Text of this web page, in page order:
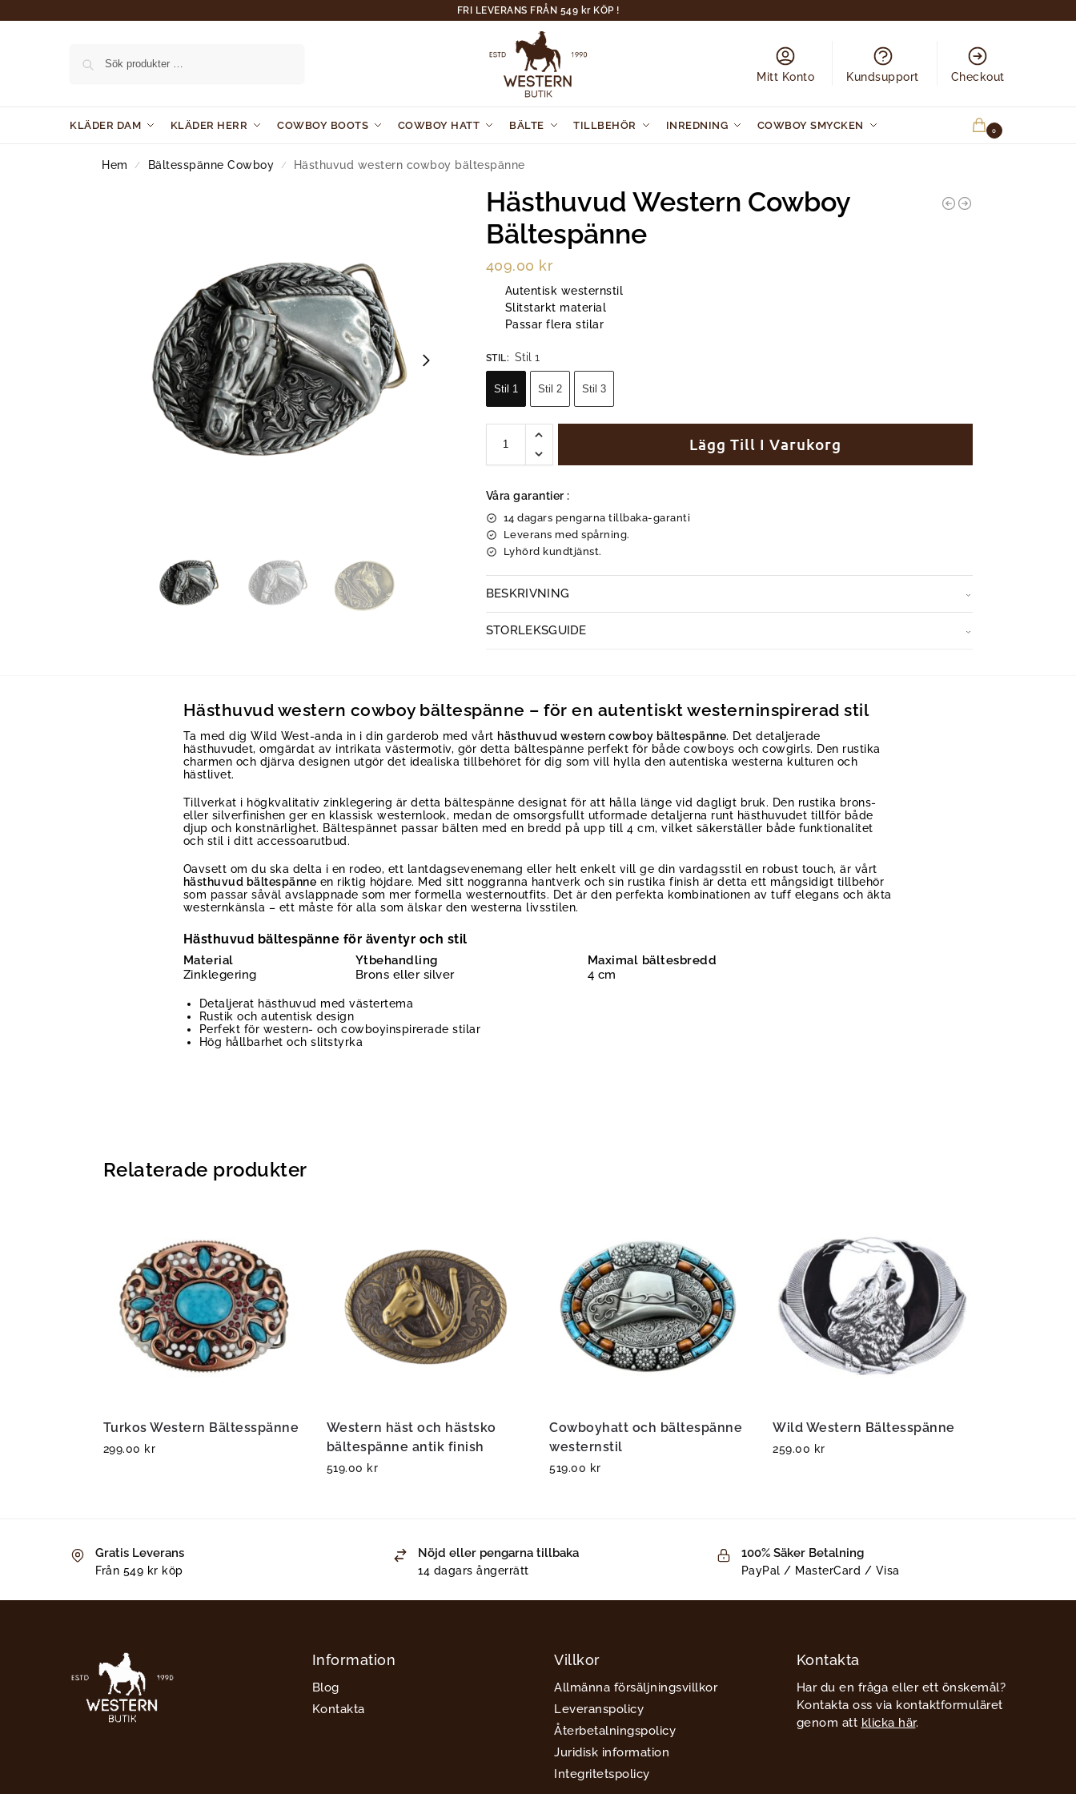
FRI LEVERANS FRÅN 549 kr KÖP !
Mitt Konto Kundsupport Checkout
KLÄDER DAM KLÄDER HERR COWBOY BOOTS COWBOY HATT BÄLTE TILLBEHÖR INREDNING COWBOY SMYCKEN 0
Hem / Bältesspänne Cowboy / Hästhuvud western cowboy bältespänne
Hästhuvud Western Cowboy
Bältespänne
409.00 kr
Autentisk westernstil
Slitstarkt material
Passar flera stilar
STIL: Stil 1
Stil 1 Stil 2 Stil 3
Lägg Till I Varukorg
Våra garantier :
14 dagars pengarna tillbaka-garanti
Leverans med spårning.
Lyhörd kundtjänst.
BESKRIVNING
STORLEKSGUIDE
Hästhuvud western cowboy bältespänne – för en autentiskt westerninspirerad stil
Ta med dig Wild West-anda in i din garderob med vårt hästhuvud western cowboy bältespänne. Det detaljerade
hästhuvudet, omgärdat av intrikata västermotiv, gör detta bältespänne perfekt för både cowboys och cowgirls. Den rustika
charmen och djärva designen utgör det idealiska tillbehöret för dig som vill hylla den autentiska westerna kulturen och
hästlivet.
Tillverkat i högkvalitativ zinklegering är detta bältespänne designat för att hålla länge vid dagligt bruk. Den rustika brons-
eller silverfinishen ger en klassisk westernlook, medan de omsorgsfullt utformade detaljerna runt hästhuvudet tillför både
djup och konstnärlighet. Bältespännet passar bälten med en bredd på upp till 4 cm, vilket säkerställer både funktionalitet
och stil i ditt accessoarutbud.
Oavsett om du ska delta i en rodeo, ett lantdagsevenemang eller helt enkelt vill ge din vardagsstil en robust touch, är vårt
hästhuvud bältespänne en riktig höjdare. Med sitt noggranna hantverk och sin rustika finish är detta ett mångsidigt tillbehör
som passar såväl avslappnade som mer formella westernoutfits. Det är den perfekta kombinationen av tuff elegans och äkta
westernkänsla – ett måste för alla som älskar den westerna livsstilen.
Hästhuvud bältespänne för äventyr och stil
Material Ytbehandling
Maximal bältesbredd
Zinklegering
Brons eller silver 4 cm
Detaljerat hästhuvud med västertema
Rustik och autentisk design
Perfekt för western- och cowboyinspirerade stilar
Hög hållbarhet och slitstyrka
Relaterade produkter
Turkos Western Bältesspänne
299.00 kr
Western häst och hästsko
bältespänne antik finish
519.00 kr
Cowboyhatt och bältespänne
westernstil
519.00 kr
Wild Western Bältesspänne
259.00 kr
Gratis Leverans
Från 549 kr köp
Nöjd eller pengarna tillbaka
14 dagars ångerrätt
100% Säker Betalning
PayPal / MasterCard / Visa
Information
Blog
Kontakta
Villkor
Allmänna försäljningsvillkor
Leveranspolicy
Återbetalningspolicy
Juridisk information
Integritetspolicy
Kontakta
Har du en fråga eller ett önskemål?
Kontakta oss via kontaktformuläret
genom att klicka här.